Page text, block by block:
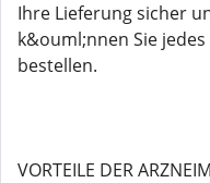
Ihre Lieferung sicher
k&ouml;nnen Sie
bestellen.
VORTEILE DER